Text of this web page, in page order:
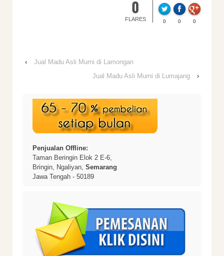
0
FLARES 0 0 0
‹
Jual Madu Asli Murni di Lamongan
Jual Madu Asli Murni di Lumajang
›
Penjualan Offline:
Taman Beringin Elok 2 E-6,
Bringin, Ngaliyan, Semarang
Jawa Tengah - 50189